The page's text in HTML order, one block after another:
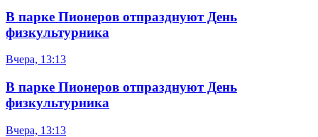
В парке Пионеров отпразднуют День
физкультурника
Вчера, 13:13
В парке Пионеров отпразднуют День
физкультурника
Вчера, 13:13